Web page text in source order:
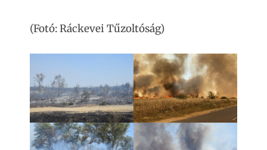
(Fotó: Ráckevei Tűzoltóság)